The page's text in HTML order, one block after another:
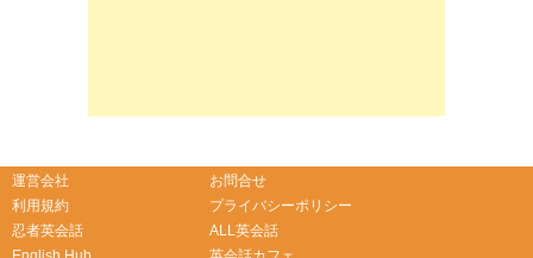
運営会社
お問合せ
利用規約
プライバシーポリシー
忍者英会話
ALL英会話